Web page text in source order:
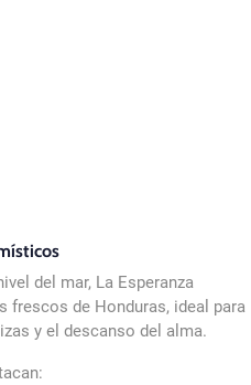
del mar, La Esperanza
frescos de Honduras, ideal para
y el descanso del alma.